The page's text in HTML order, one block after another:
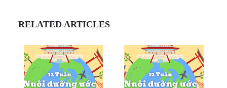
RELATED ARTICLES